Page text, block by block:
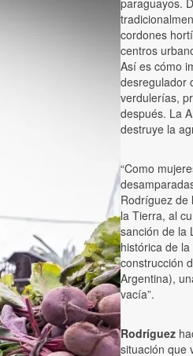
paraguayos.
cordones
centros
Así es cómo
desregulador
verdulerías,
después. La
destruye la
“Como
Rodríguez de
la Tierra, al
sanción de la
histórica de
construcción
Argentina),
vacía”.
Rodríguez
situación que